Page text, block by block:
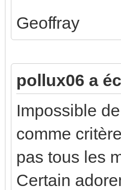
Geoffray
pollux06 a
Impossible
comme
pas tous les
Certain